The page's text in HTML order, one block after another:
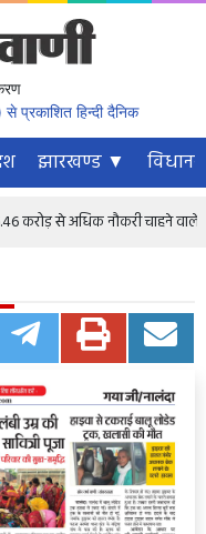
प्रकाशित हिन्दी दैनिक
झारखण्ड ▼
करोड़ से अधिक नौकरी चाहने वाले